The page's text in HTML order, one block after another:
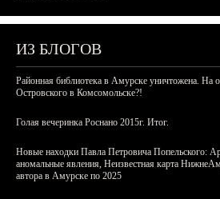
ИЗ БЛОГОВ
Районная библиотека в Амурске уничтожена. На
Островского в Комсомольске?!
Голая вечеринка Роснано 2015г. Итог.
Новые находки Павла Петровича Попельского:
аномальные явления, Неизвестная карта
автора в Амурске по 2025